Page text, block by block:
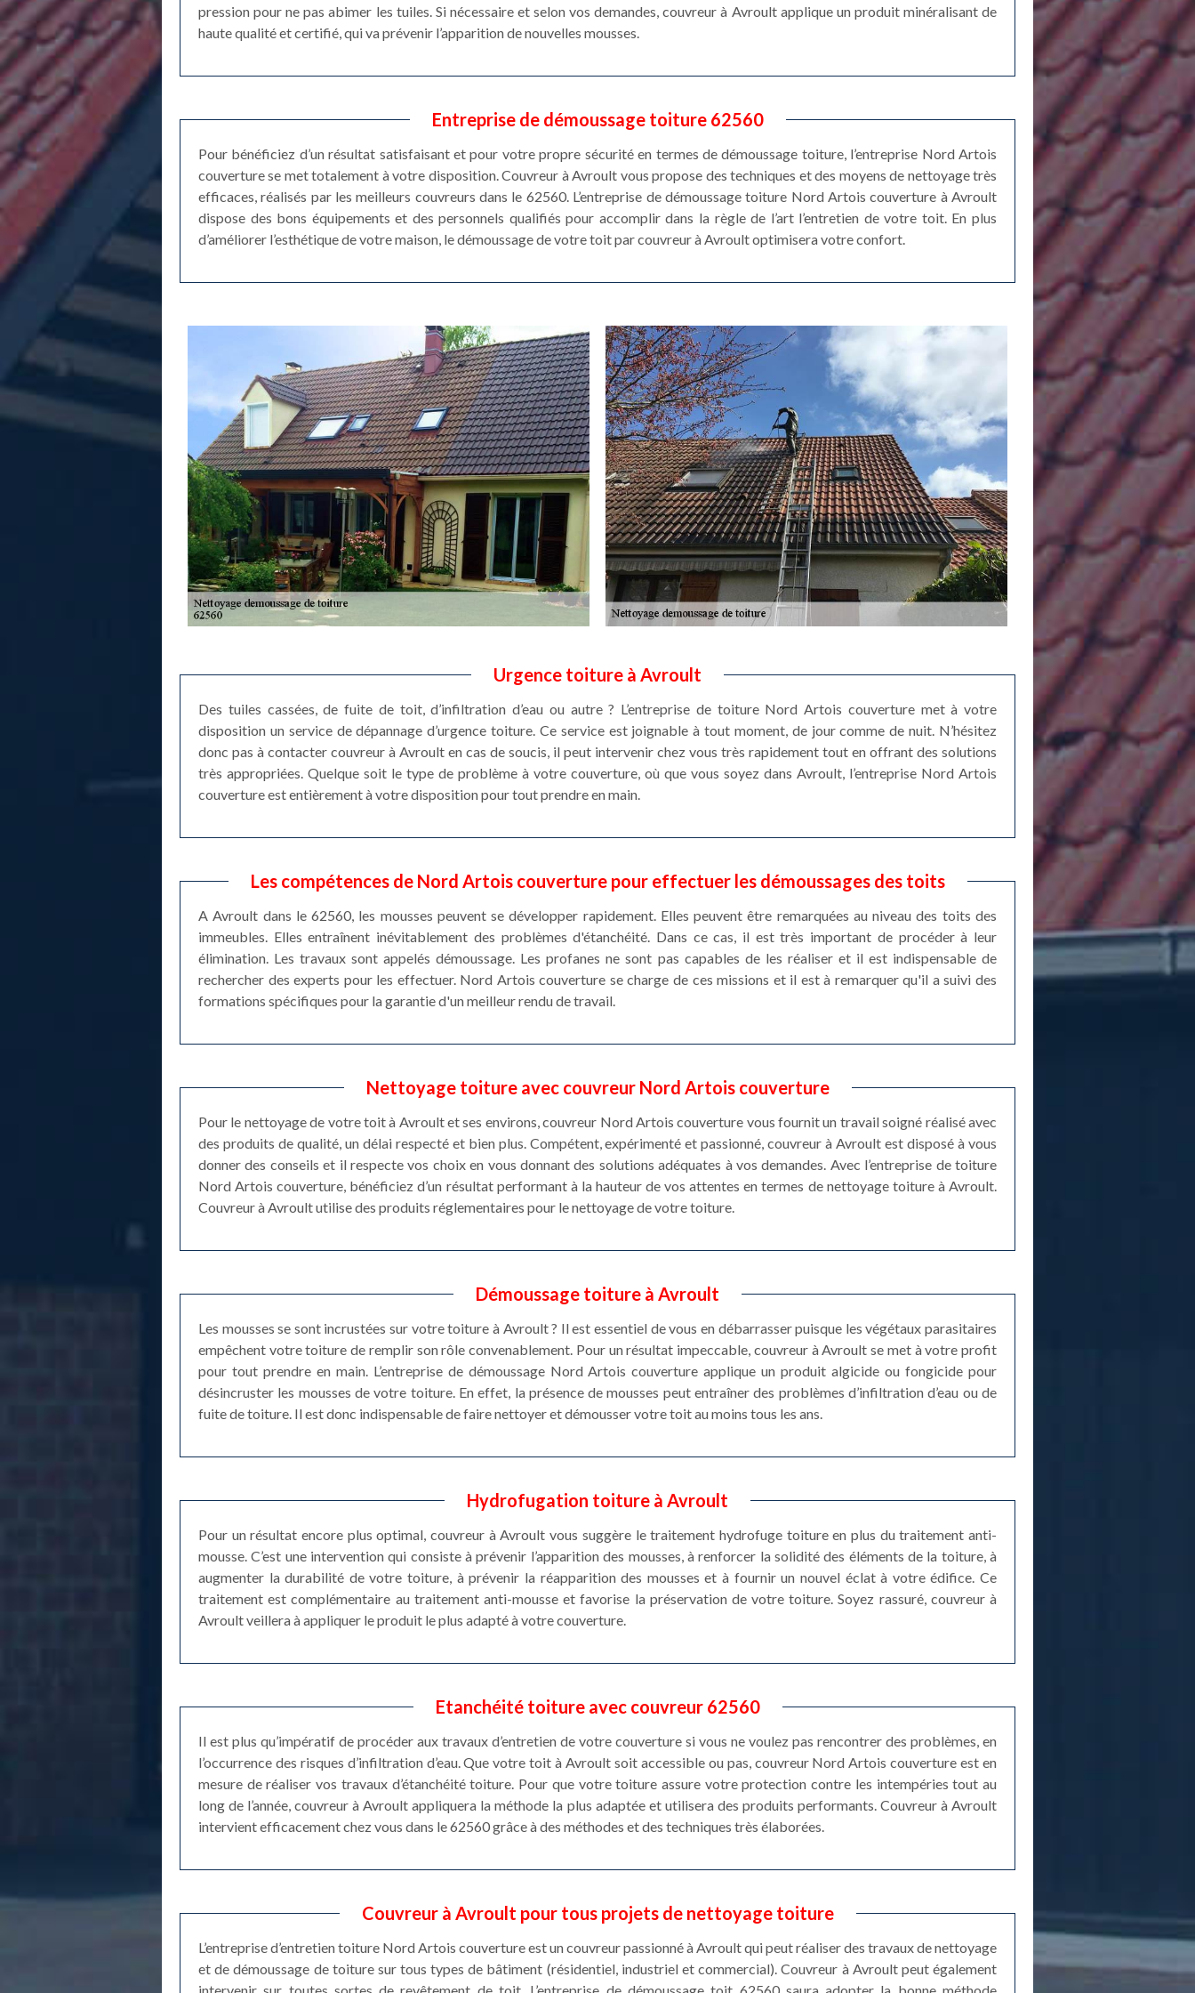
pression pour ne pas abimer les tuiles. Si nécessaire et selon vos demandes, couvreur à Avroult applique un produit minéralisant de
haute qualité et certifié, qui va prévenir l’apparition de nouvelles mousses.
Entreprise de démoussage toiture 62560
Pour bénéficiez d’un résultat satisfaisant et pour votre propre sécurité en termes de démoussage toiture, l’entreprise Nord Artois
couverture se met totalement à votre disposition. Couvreur à Avroult vous propose des techniques et des moyens de nettoyage très
efficaces, réalisés par les meilleurs couvreurs dans le 62560. L’entreprise de démoussage toiture Nord Artois couverture à Avroult
dispose des bons équipements et des personnels qualifiés pour accomplir dans la règle de l’art l’entretien de votre toit. En plus
d’améliorer l’esthétique de votre maison, le démoussage de votre toit par couvreur à Avroult optimisera votre confort.
Urgence toiture à Avroult
Des tuiles cassées, de fuite de toit, d’infiltration d’eau ou autre ? L’entreprise de toiture Nord Artois couverture met à votre
disposition un service de dépannage d’urgence toiture. Ce service est joignable à tout moment, de jour comme de nuit. N’hésitez
donc pas à contacter couvreur à Avroult en cas de soucis, il peut intervenir chez vous très rapidement tout en offrant des solutions
très appropriées. Quelque soit le type de problème à votre couverture, où que vous soyez dans Avroult, l’entreprise Nord Artois
couverture est entièrement à votre disposition pour tout prendre en main.
Les compétences de Nord Artois couverture pour effectuer les démoussages des toits
A Avroult dans le 62560, les mousses peuvent se développer rapidement. Elles peuvent être remarquées au niveau des toits des
immeubles. Elles entraînent inévitablement des problèmes d'étanchéité. Dans ce cas, il est très important de procéder à leur
élimination. Les travaux sont appelés démoussage. Les profanes ne sont pas capables de les réaliser et il est indispensable de
rechercher des experts pour les effectuer. Nord Artois couverture se charge de ces missions et il est à remarquer qu'il a suivi des
formations spécifiques pour la garantie d'un meilleur rendu de travail.
Nettoyage toiture avec couvreur Nord Artois couverture
Pour le nettoyage de votre toit à Avroult et ses environs, couvreur Nord Artois couverture vous fournit un travail soigné réalisé avec
des produits de qualité, un délai respecté et bien plus. Compétent, expérimenté et passionné, couvreur à Avroult est disposé à vous
donner des conseils et il respecte vos choix en vous donnant des solutions adéquates à vos demandes. Avec l’entreprise de toiture
Nord Artois couverture, bénéficiez d’un résultat performant à la hauteur de vos attentes en termes de nettoyage toiture à Avroult.
Couvreur à Avroult utilise des produits réglementaires pour le nettoyage de votre toiture.
Démoussage toiture à Avroult
Les mousses se sont incrustées sur votre toiture à Avroult ? Il est essentiel de vous en débarrasser puisque les végétaux parasitaires
empêchent votre toiture de remplir son rôle convenablement. Pour un résultat impeccable, couvreur à Avroult se met à votre profit
pour tout prendre en main. L’entreprise de démoussage Nord Artois couverture applique un produit algicide ou fongicide pour
désincruster les mousses de votre toiture. En effet, la présence de mousses peut entraîner des problèmes d’infiltration d’eau ou de
fuite de toiture. Il est donc indispensable de faire nettoyer et démousser votre toit au moins tous les ans.
Hydrofugation toiture à Avroult
Pour un résultat encore plus optimal, couvreur à Avroult vous suggère le traitement hydrofuge toiture en plus du traitement anti-
mousse. C’est une intervention qui consiste à prévenir l’apparition des mousses, à renforcer la solidité des éléments de la toiture, à
augmenter la durabilité de votre toiture, à prévenir la réapparition des mousses et à fournir un nouvel éclat à votre édifice. Ce
traitement est complémentaire au traitement anti-mousse et favorise la préservation de votre toiture. Soyez rassuré, couvreur à
Avroult veillera à appliquer le produit le plus adapté à votre couverture.
Etanchéité toiture avec couvreur 62560
Il est plus qu’impératif de procéder aux travaux d’entretien de votre couverture si vous ne voulez pas rencontrer des problèmes, en
l’occurrence des risques d’infiltration d’eau. Que votre toit à Avroult soit accessible ou pas, couvreur Nord Artois couverture est en
mesure de réaliser vos travaux d’étanchéité toiture. Pour que votre toiture assure votre protection contre les intempéries tout au
long de l’année, couvreur à Avroult appliquera la méthode la plus adaptée et utilisera des produits performants. Couvreur à Avroult
intervient efficacement chez vous dans le 62560 grâce à des méthodes et des techniques très élaborées.
Couvreur à Avroult pour tous projets de nettoyage toiture
L’entreprise d’entretien toiture Nord Artois couverture est un couvreur passionné à Avroult qui peut réaliser des travaux de nettoyage
et de démoussage de toiture sur tous types de bâtiment (résidentiel, industriel et commercial). Couvreur à Avroult peut également